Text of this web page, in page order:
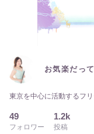
お気楽だっ
東京を中心に活動するフ
49
フォロワー
1.2k
投稿